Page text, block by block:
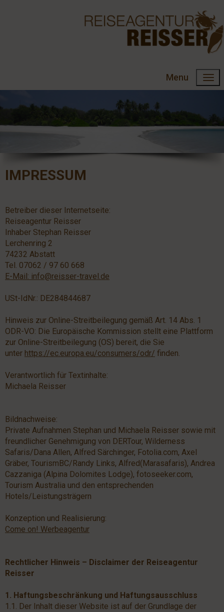
Menu
IMPRESSUM
Betreiber dieser Internetseite:
Reiseagentur Reisser
Inhaber Stephan Reisser
Lerchenring 2
74232 Abstatt
Tel. 07062 / 97 60 668
E-Mail: info@reisser-travel.de
USt-IdNr.: DE284844687
Hinweis zur Online-Streitbeilegung gemäß Art. 14 Abs. 1
ODR-VO: Die Europäische Kommission stellt eine Plattform
zur Online-Streitbeilegung (OS) bereit, die Sie
unter https://ec.europa.eu/consumers/odr/ finden.
Verantwortlich für Textinhalte:
Michaela Reisser
Bildnachweise:
Private Aufnahmen Stephan und Michaela Reisser sowie mit
freundlicher Genehmigung von DERTour, Wilderness
Safaris/Dana Allen, Alfred Särchinger, Fotolia.com, Axel
Gräber, TourismBC/Randy Links, Alfred(Marasafaris), Andrea
Cazzaniga (Alpina Dolomites Lodge), fotoseeker.com,
Tourism Australia und den entsprechenden
Hotels/Leistungsträgern
Konzeption und Realisierung:
Come on! Werbeagentur
Rechtlicher Hinweis – Disclaimer der Reiseagentur
Reisser
1. Haftungsbeschränkung und Haftungsausschluss
1.1. Der Inhalt dieser Website ist auf der Grundlage der